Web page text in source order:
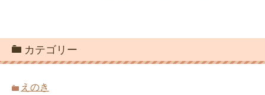
カテゴリー
えのき